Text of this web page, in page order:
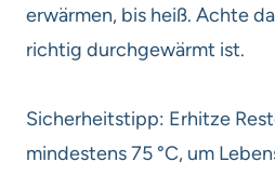
erwärmen, bis heiß. Achte
richtig durchgewärmt ist.
Sicherheitstipp: Erhitze
mindestens 75 °C, um